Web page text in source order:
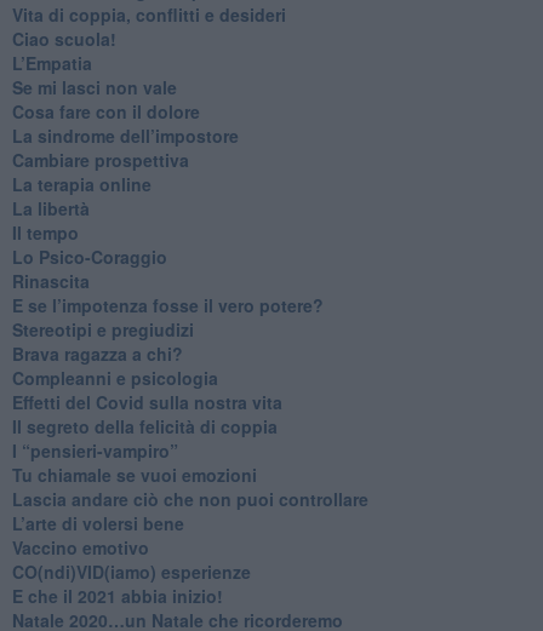
​Vita di coppia, conflitti e desideri
​Ciao scuola!
​L’Empatia
​Se mi lasci non vale
Cosa fare con il dolore
​La sindrome dell’impostore
​Cambiare prospettiva
La terapia online
La libertà
​Il tempo
​Lo Psico-Coraggio
Rinascita
​E se l’impotenza fosse il vero potere?
Stereotipi e pregiudizi
​Brava ragazza a chi?
​Compleanni e psicologia
Effetti del Covid sulla nostra vita
Il segreto della felicità di coppia
​I “pensieri-vampiro”
​Tu chiamale se vuoi emozioni
​Lascia andare ciò che non puoi controllare
L’arte di volersi bene
​Vaccino emotivo
CO(ndi)VID(iamo) esperienze
​E che il 2021 abbia inizio!
​Natale 2020…un Natale che ricorderemo